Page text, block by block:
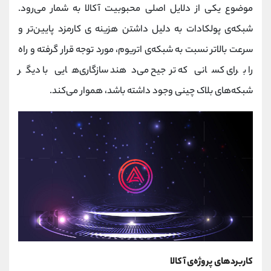
موضوع یکی از دلایل اصلی محبوبیت آکالا به شمار می‌رود.
شبکه‌ی پولکادات به دلیل داشتن هزینه‌ ی کارمزد پایین‌تر و
سرعت بالاتر نسبت به شبکه‌ی اتریوم، مورد توجه قرار گرفته و راه
را برای کسانی که ترجیح می‌دهند سازگاری‌هایی با دیگر
شبکه‌های بلاک چینی وجود داشته باشد، هموار می‌کند.
کاربردهای پروژه‌ی آکالا